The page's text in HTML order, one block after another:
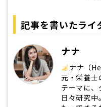
記事を書いたライ
ナナ
ナナ（
元・栄養士
テーマに、
日々研究